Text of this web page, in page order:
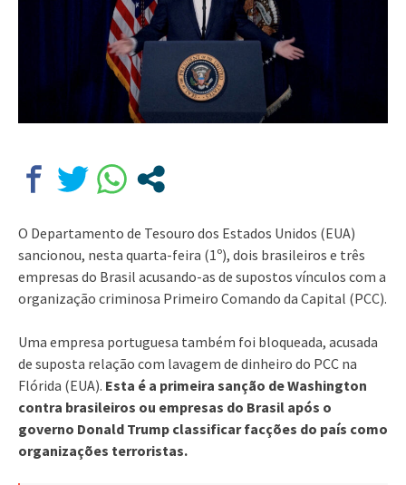
O Departamento de Tesouro dos Estados Unidos (EUA)
sancionou, nesta quarta-feira (1º), dois brasileiros e três
empresas do Brasil acusando-as de supostos vínculos com a
organização criminosa Primeiro Comando da Capital (PCC).
Uma empresa portuguesa também foi bloqueada, acusada
de suposta relação com lavagem de dinheiro do PCC na
Flórida (EUA). Esta é a primeira sanção de Washington
contra brasileiros ou empresas do Brasil após o
governo Donald Trump classificar facções do país como
organizações terroristas.